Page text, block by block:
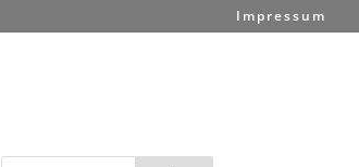
Impressum